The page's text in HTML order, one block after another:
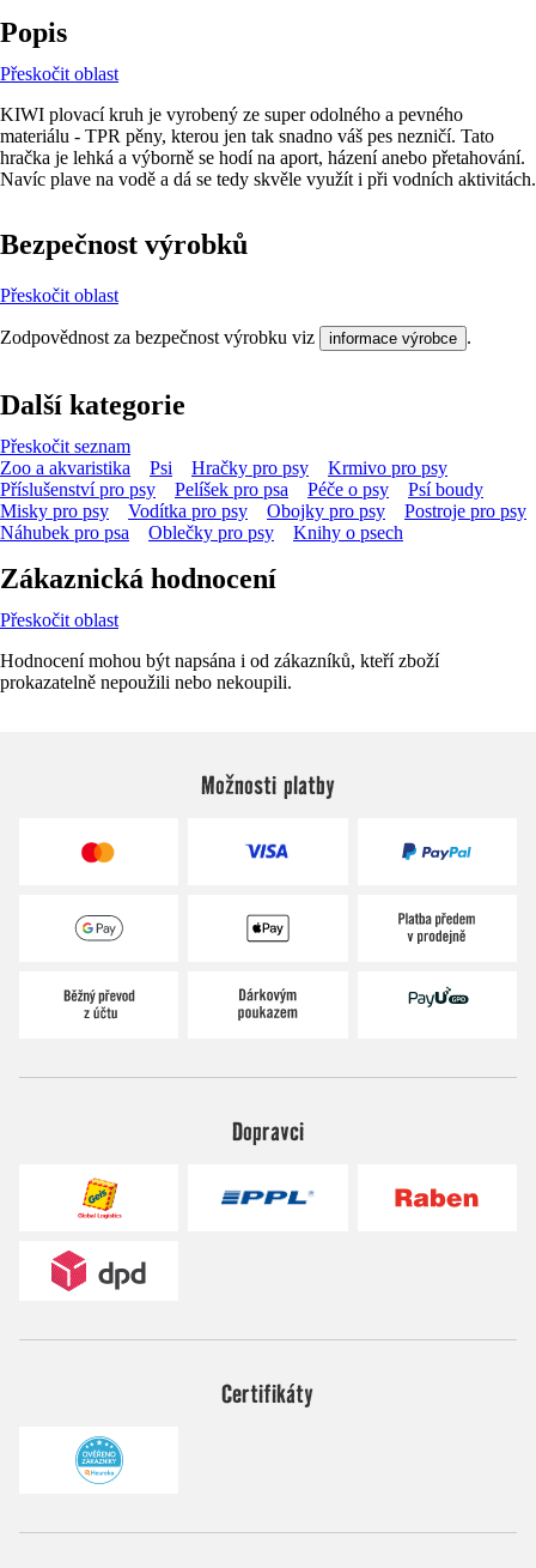
Popis
Přeskočit oblast
KIWI plovací kruh je vyrobený ze super odolného a pevného
materiálu - TPR pěny, kterou jen tak snadno váš pes nezničí. Tato
hračka je lehká a výborně se hodí na aport, házení anebo přetahování.
Navíc plave na vodě a dá se tedy skvěle využít i při vodních aktivitách.
Bezpečnost výrobků
Přeskočit oblast
Zodpovědnost za bezpečnost výrobku viz informace výrobce .
Další kategorie
Přeskočit seznam
Zoo a akvaristika
Psi Hračky pro psy
Krmivo pro psy
Příslušenství pro psy
Pelíšek pro psa Péče o psy
Psí boudy
Misky pro psy
Vodítka pro psy Obojky pro psy
Postroje pro psy
Náhubek pro psa
Oblečky pro psy Knihy o psech
Zákaznická hodnocení
Přeskočit oblast
Hodnocení mohou být napsána i od zákazníků, kteří zboží
prokazatelně nepoužili nebo nekoupili.
Možnosti platby
Dopravci
Certifikáty